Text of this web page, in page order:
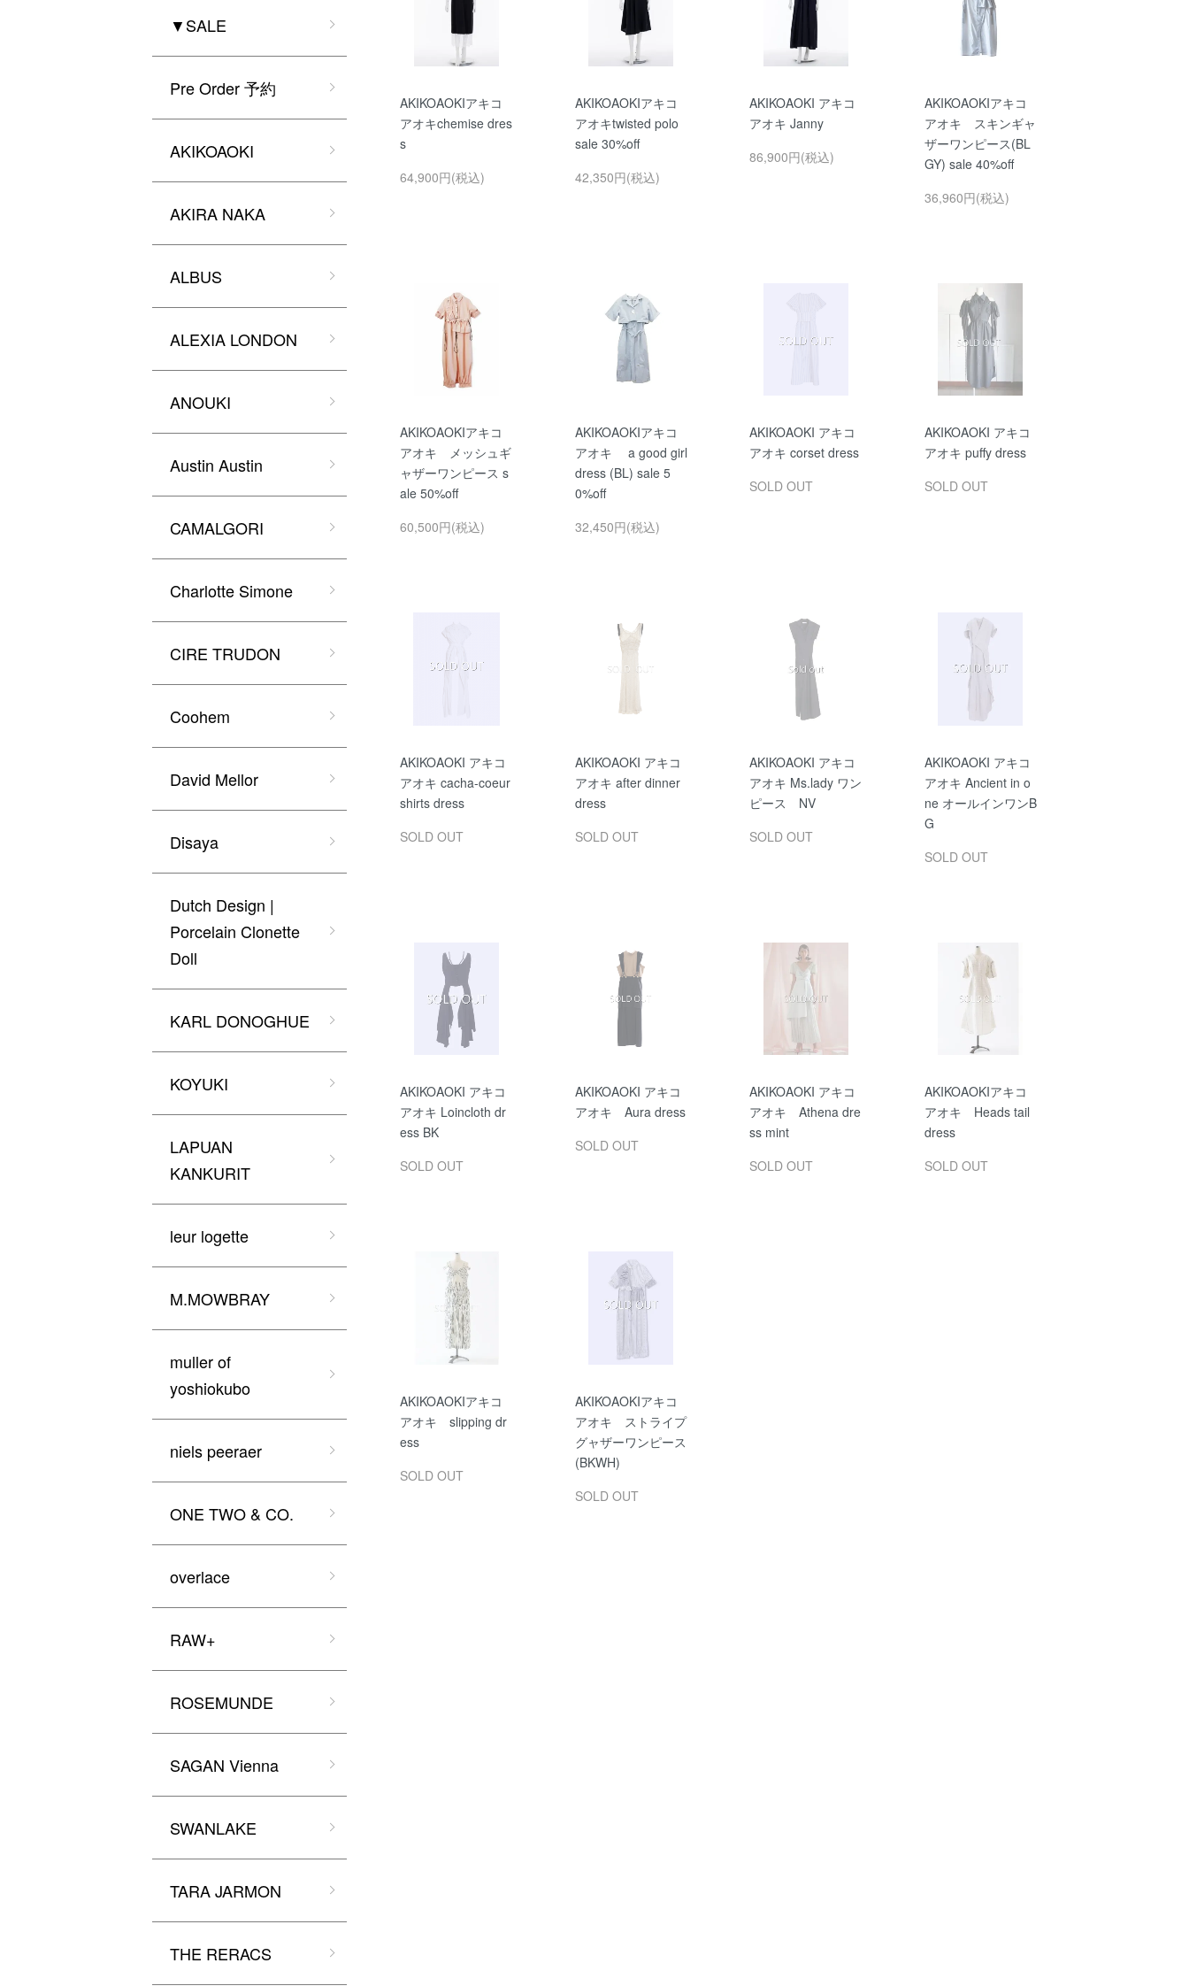
AKIKOAOKIアキコ
アオキchemise dres
s
64,900円(税込)
AKIKOAOKIアキコ
アオキtwisted polo
sale 30%off
42,350円(税込)
AKIKOAOKI アキコ
アオキ Janny
86,900円(税込)
AKIKOAOKIアキコ
アオキ スキンギャ
ザーワンピース(BL
GY) sale 40%off
36,960円(税込)
AKIKOAOKIアキコ
アオキ メッシュギ
ャザーワンピース s
ale 50%off
60,500円(税込)
AKIKOAOKIアキコ
アオキ a good girl
dress (BL) sale 5
0%off
32,450円(税込)
AKIKOAOKI アキコ
アオキ corset dress
SOLD OUT
AKIKOAOKI アキコ
アオキ puffy dress
SOLD OUT
AKIKOAOKI アキコ
アオキ cacha-coeur
shirts dress
SOLD OUT
AKIKOAOKI アキコ
アオキ after dinner
dress
SOLD OUT
AKIKOAOKI アキコ
アオキ Ms.lady ワン
ピース NV
SOLD OUT
AKIKOAOKI アキコ
アオキ Ancient in o
ne オールインワンB
G
SOLD OUT
AKIKOAOKI アキコ
アオキ Loincloth dr
ess BK
SOLD OUT
AKIKOAOKI アキコ
アオキ Aura dress
SOLD OUT
AKIKOAOKI アキコ
アオキ Athena dre
ss mint
SOLD OUT
AKIKOAOKIアキコ
アオキ Heads tail
dress
SOLD OUT
AKIKOAOKIアキコ
アオキ slipping dr
ess
SOLD OUT
AKIKOAOKIアキコ
アオキ ストライプ
グャザーワンピース
(BKWH)
SOLD OUT
▼SALE
Pre Order 予約
AKIKOAOKI
AKIRA NAKA
ALBUS
ALEXIA LONDON
ANOUKI
Austin Austin
CAMALGORI
Charlotte Simone
CIRE TRUDON
Coohem
David Mellor
Disaya
Dutch Design |
Porcelain Clonette
Doll
KARL DONOGHUE
KOYUKI
LAPUAN
KANKURIT
leur logette
M.MOWBRAY
muller of
yoshiokubo
niels peeraer
ONE TWO & CO.
overlace
RAW+
ROSEMUNDE
SAGAN Vienna
SWANLAKE
TARA JARMON
THE RERACS